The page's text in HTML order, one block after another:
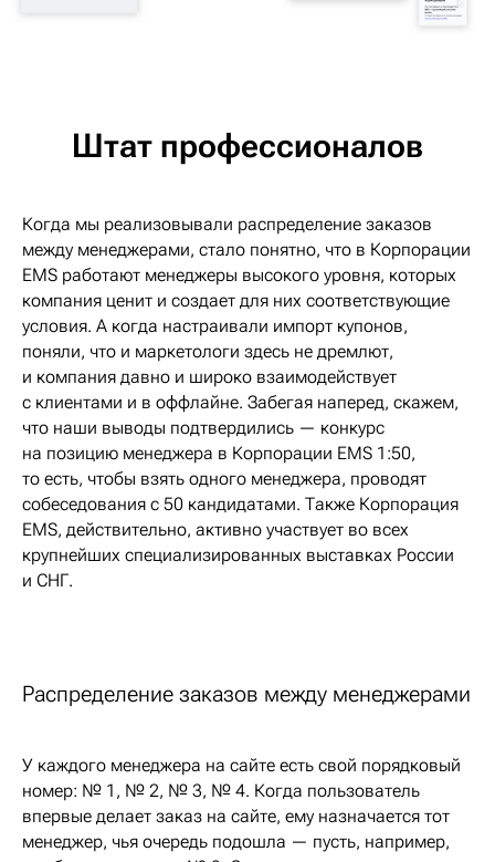
Штат профессионалов
Когда мы реализовывали распределение заказов
между менеджерами, стало понятно, что в Корпорации
EMS работают менеджеры высокого уровня, которых
компания ценит и создает для них соответствующие
условия. А когда настраивали импорт купонов,
поняли, что и маркетологи здесь не дремлют,
и компания давно и широко взаимодействует
с клиентами и в оффлайне. Забегая наперед, скажем,
что наши выводы подтвердились — конкурс
на позицию менеджера в Корпорации EMS 1:50,
то есть, чтобы взять одного менеджера, проводят
собеседования с 50 кандидатами. Также Корпорация
EMS, действительно, активно участвует во всех
крупнейших специализированных выставках России
и СНГ.
Распределение заказов между менеджерами
У каждого менеджера на сайте есть свой порядковый
номер: № 1, № 2, № 3, № 4. Когда пользователь
впервые делает заказ на сайте, ему назначается тот
менеджер, чья очередь подошла — пусть, например,